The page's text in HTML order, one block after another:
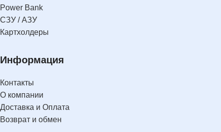
Power Bank
СЗУ / АЗУ
Картхолдеры
Информация
Контакты
О компании
Доставка и Оплата
Возврат и обмен